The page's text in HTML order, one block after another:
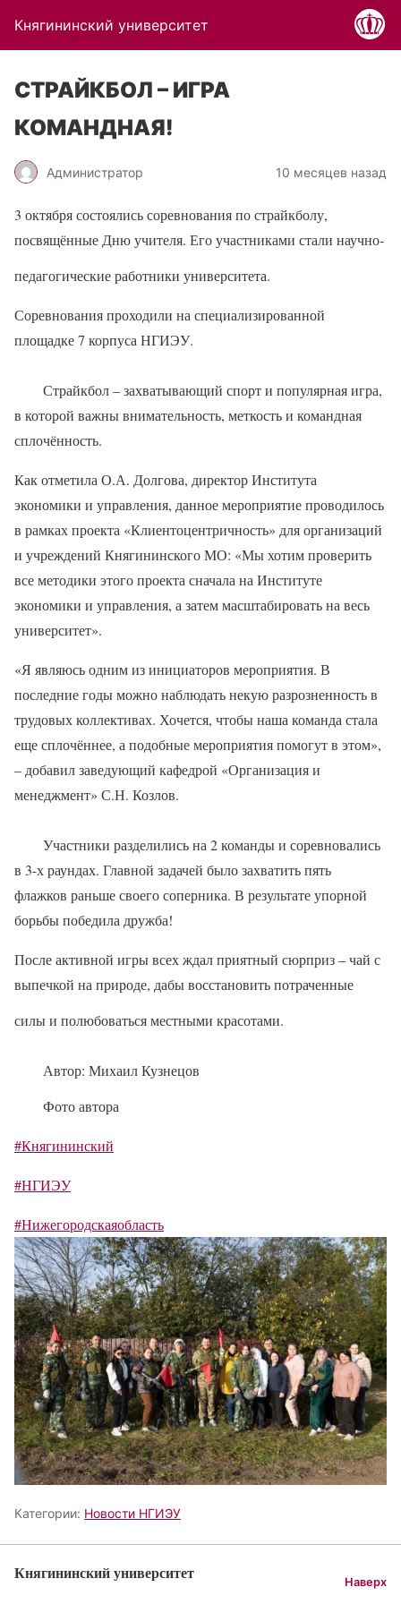
Княгининский университет
СТРАЙКБОЛ – ИГРА
КОМАНДНАЯ!
Администратор 10 месяцев назад
3 октября состоялись соревнования по страйкболу,
посвящённые Дню учителя. Его участниками стали научно-
педагогические работники университета.
Соревнования проходили на специализированной
площадке 7 корпуса НГИЭУ.
Страйкбол – захватывающий спорт и популярная игра,
в которой важны внимательность, меткость и командная
сплочённость.
Как отметила О.А. Долгова, директор Института
экономики и управления, данное мероприятие проводилось
в рамках проекта «Клиентоцентричность» для организаций
и учреждений Княгининского МО: «Мы хотим проверить
все методики этого проекта сначала на Институте
экономики и управления, а затем масштабировать на весь
университет».
«Я являюсь одним из инициаторов мероприятия. В
последние годы можно наблюдать некую разрозненность в
трудовых коллективах. Хочется, чтобы наша команда стала
еще сплочённее, а подобные мероприятия помогут в этом»,
– добавил заведующий кафедрой «Организация и
менеджмент» С.Н. Козлов.
Участники разделились на 2 команды и соревновались
в 3-х раундах. Главной задачей было захватить пять
флажков раньше своего соперника. В результате упорной
борьбы победила дружба!
После активной игры всех ждал приятный сюрприз – чай с
выпечкой на природе, дабы восстановить потраченные
силы и полюбоваться местными красотами.
Автор: Михаил Кузнецов
Фото автора
#Княгининский
#НГИЭУ
#Нижегородскаяобласть
Категории: Новости НГИЭУ
Княгининский университет Наверх